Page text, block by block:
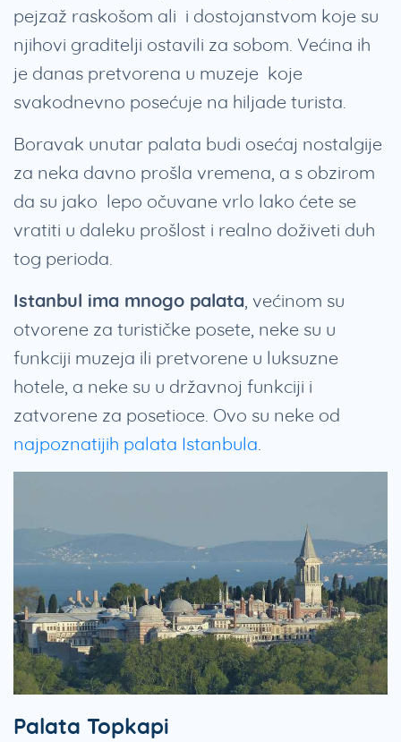
pejzaž raskošom ali i dostojanstvom koje su
njihovi graditelji ostavili za sobom. Većina ih
je danas pretvorena u muzeje koje
svakodnevno posećuje na hiljade turista.
Boravak unutar palata budi osećaj nostalgije
za neka davno prošla vremena, a s obzirom
da su jako lepo očuvane vrlo lako ćete se
vratiti u daleku prošlost i realno doživeti duh
tog perioda.
Istanbul ima mnogo palata, većinom su
otvorene za turističke posete, neke su u
funkciji muzeja ili pretvorene u luksuzne
hotele, a neke su u državnoj funkciji i
zatvorene za posetioce. Ovo su neke od
najpoznatijih palata Istanbula.
Palata Topkapi